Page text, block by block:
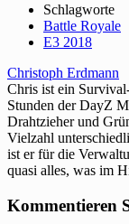
Schlagworte
Battle Royale
E3 2018
Christoph Erdmann
Chris ist ein
Stunden der DayZ
Drahtzieher und
Vielzahl
ist er für die
quasi alles, was im
Kommentieren